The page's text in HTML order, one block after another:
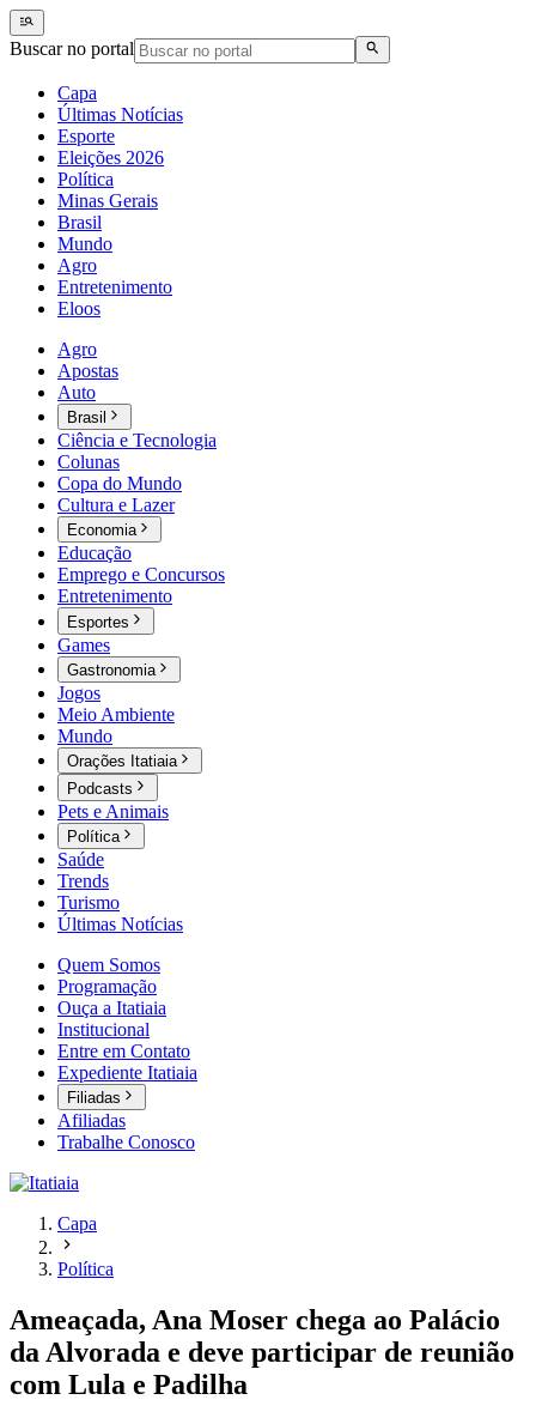
Buscar no portal
Capa
Últimas Notícias
Esporte
Eleições 2026
Política
Minas Gerais
Brasil
Mundo
Agro
Entretenimento
Eloos
Agro
Apostas
Auto
Brasil
Ciência e Tecnologia
Colunas
Copa do Mundo
Cultura e Lazer
Economia
Educação
Emprego e Concursos
Entretenimento
Esportes
Games
Gastronomia
Jogos
Meio Ambiente
Mundo
Orações Itatiaia
Podcasts
Pets e Animais
Política
Saúde
Trends
Turismo
Últimas Notícias
Quem Somos
Programação
Ouça a Itatiaia
Institucional
Entre em Contato
Expediente Itatiaia
Filiadas
Afiliadas
Trabalhe Conosco
Capa
Política
Ameaçada, Ana Moser chega ao Palácio
da Alvorada e deve participar de reunião
com Lula e Padilha